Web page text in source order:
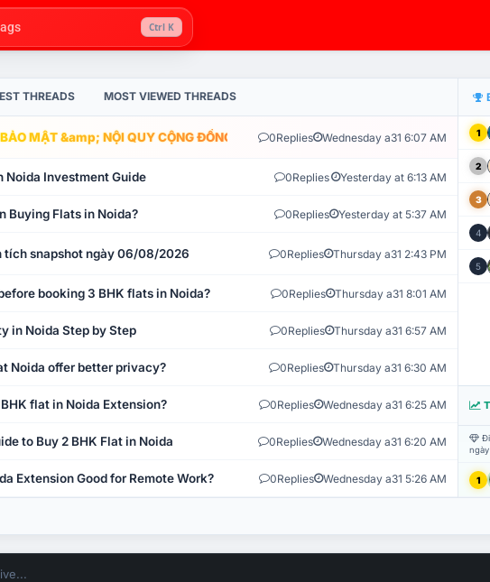
Ctrl K
THREADS MOST VIEWED THREADS
MẬT &amp; NỘI QUY CỘNG ĐỒNG VLIKE.VN: HỆ THỐNG GIÁM SÁT TỰ
0Replies Wednesday a31 6:07 AM
Noida Investment Guide 0Replies Yesterday at 6:13 AM
Buying Flats in Noida? 0Replies Yesterday at 5:37 AM
tích snapshot ngày 06/08/2026 0Replies Thursday a31 2:43 PM
booking 3 BHK flats in Noida? 0Replies Thursday a31 8:01 AM
in Noida Step by Step 0Replies Thursday a31 6:57 AM
Noida offer better privacy? 0Replies Thursday a31 6:30 AM
flat in Noida Extension? 0Replies Wednesday a31 6:25 AM
to Buy 2 BHK Flat in Noida 0Replies Wednesday a31 6:20 AM
Extension Good for Remote Work? 0Replies Wednesday a31 5:26 AM
1
2
3
4
5
1